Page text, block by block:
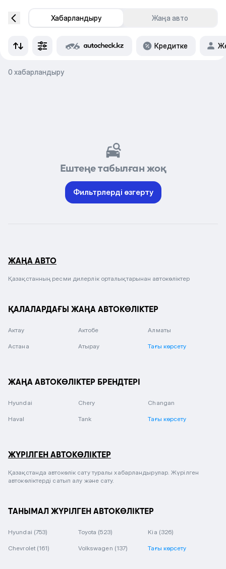
Хабарландыру Жаңа авто
Кредитке
0 хабарландыру
Ештеңе табылған жоқ
Фильтрлерді өзгерту
ЖАҢА АВТО
Қазақстанның ресми дилерлік орталықтарынан автокөліктер
ҚАЛАЛАРДАҒЫ ЖАҢА АВТОКӨЛІКТЕР
Актау Актобе Алматы
Астана Атырау Тағы көрсету
ЖАҢА АВТОКӨЛІКТЕР БРЕНДТЕРІ
Hyundai Chery Changan
Haval Tank Тағы көрсету
ЖҮРІЛГЕН АВТОКӨЛІКТЕР
Қазақстанда автокөлік сату туралы хабарландырулар. Жүрілген
автокөліктерді сатып алу және сату.
ТАНЫМАЛ ЖҮРІЛГЕН АВТОКӨЛІКТЕР
Hyundai (753) Toyota (523) Kia (326)
Chevrolet (161) Volkswagen (137) Тағы көрсету